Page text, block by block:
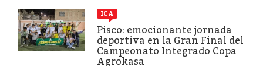
ICA
Pisco: emocionante jornada
deportiva en la Gran Final del
Campeonato Integrado Copa
Agrokasa